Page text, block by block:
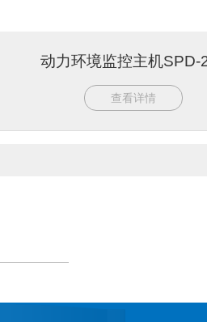
动力环境监控主机SPD-
查看详情